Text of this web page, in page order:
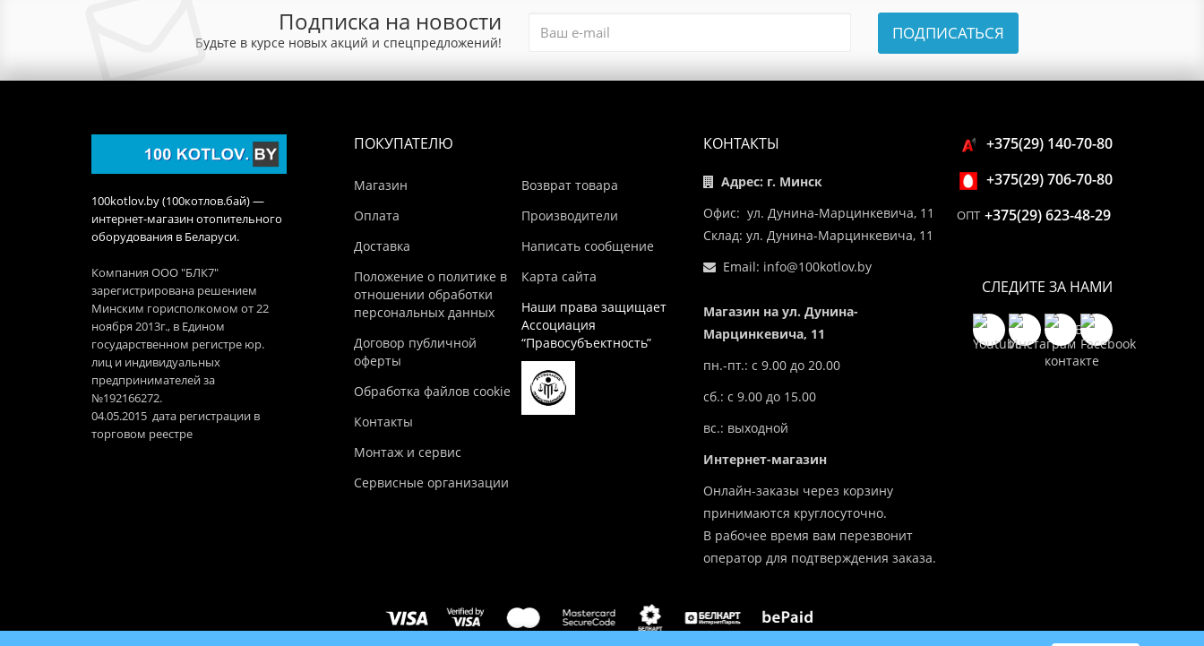
Подписка на новости
Будьте в курсе новых акций и спецпредложений! ПОДПИСАТЬСЯ
100kotlov.by (100котлов.бай) —
интернет-магазин отопительного
оборудования в Беларуси.
Компания ООО "БЛК7"
зарегистрирована решением
Минским горисполкомом от 22
ноября 2013г., в Едином
государственном регистре юр.
лиц и индивидуальных
предпринимателей за
№192166272.
04.05.2015 дата регистрации в
торговом реестре
ПОКУПАТЕЛЮ
Магазин
Оплата
Доставка
Положение о политике в
отношении обработки
персональных данных
Договор публичной
оферты
Обработка файлов cookie
Контакты
Монтаж и сервис
Сервисные организации
Возврат товара
Производители
Написать сообщение
Карта сайта
Наши права защищает
Ассоциация
“Правосубъектность”
КОНТАКТЫ
Адрес: г. Минск
Офис: ул. Дунина-Марцинкевича, 11
Склад: ул. Дунина-Марцинкевича, 11
Email: info@100kotlov.by
Магазин на ул. Дунина-
Марцинкевича, 11
пн.-пт.: с 9.00 до 20.00
сб.: с 9.00 до 15.00
вс.: выходной
Интернет-магазин
Онлайн-заказы через корзину
принимаются круглосуточно.
В рабочее время вам перезвонит
оператор для подтверждения заказа.
+375(29) 140-70-80
+375(29) 706-70-80
ОПТ +375(29) 623-48-29
СЛЕДИТЕ ЗА НАМИ